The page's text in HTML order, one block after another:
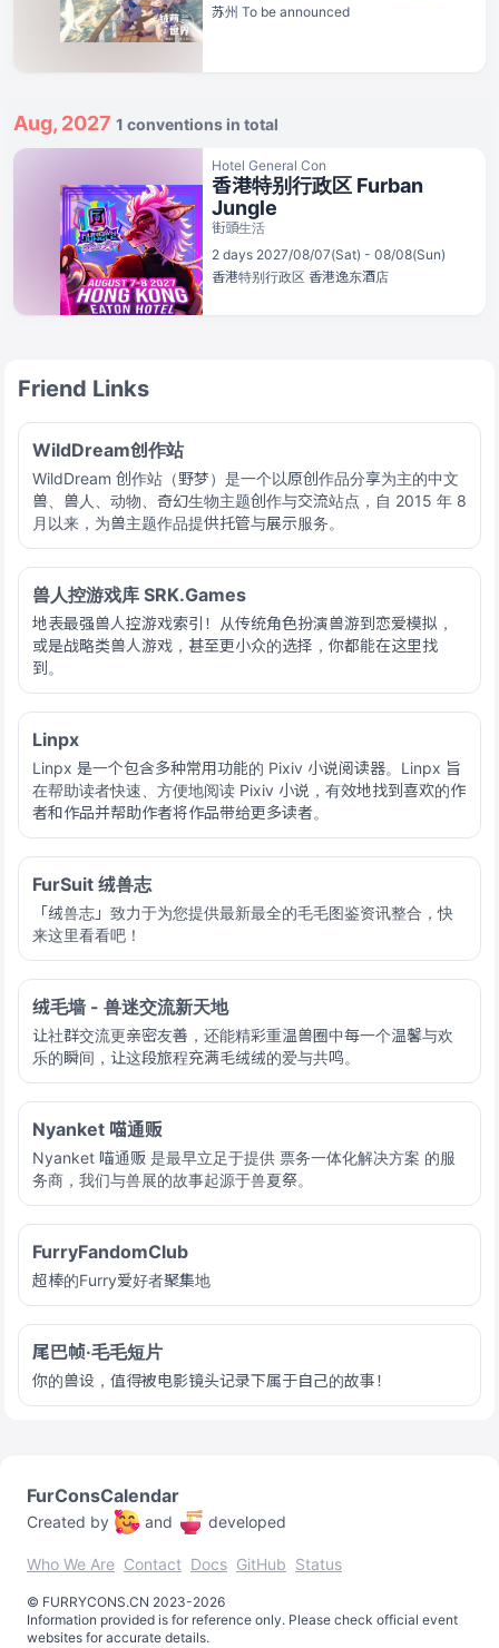
苏州 To be announced
Aug, 2027 1 conventions in total
Hotel General Con
香港特别行政区 Furban
Jungle
街頭生活
2 days 2027/08/07(Sat) - 08/08(Sun)
香港特别行政区 香港逸东酒店
Friend Links
WildDream创作站
WildDream 创作站（野梦）是一个以原创作品分享为主的中文
兽、兽人、动物、奇幻生物主题创作与交流站点，自 2015 年 8
月以来，为兽主题作品提供托管与展示服务。
兽人控游戏库 SRK.Games
地表最强兽人控游戏索引！从传统角色扮演兽游到恋爱模拟，
或是战略类兽人游戏，甚至更小众的选择，你都能在这里找
到。
Linpx
Linpx 是一个包含多种常用功能的 Pixiv 小说阅读器。Linpx 旨
在帮助读者快速、方便地阅读 Pixiv 小说，有效地找到喜欢的作
者和作品并帮助作者将作品带给更多读者。
FurSuit 绒兽志
「绒兽志」致力于为您提供最新最全的毛毛图鉴资讯整合，快
来这里看看吧！
绒毛墙 - 兽迷交流新天地
让社群交流更亲密友善，还能精彩重温兽圈中每一个温馨与欢
乐的瞬间，让这段旅程充满毛绒绒的爱与共鸣。
Nyanket 喵通贩
Nyanket 喵通贩 是最早立足于提供 票务一体化解决方案 的服
务商，我们与兽展的故事起源于兽夏祭。
FurryFandomClub
超棒的Furry爱好者聚集地
尾巴帧·毛毛短片
你的兽设，值得被电影镜头记录下属于自己的故事！
FurConsCalendar
Created by and developed
Who We Are Contact Docs GitHub Status
©️ FURRYCONS.CN 2023-2026
Information provided is for reference only. Please check official event
websites for accurate details.